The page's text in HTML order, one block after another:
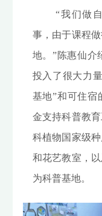
“我们做
事，由于课程
地。”陈惠仙介
投入了很大力
基地”和可住宿
金支持科普教
科植物国家级
和花艺教室，
为科普基地。